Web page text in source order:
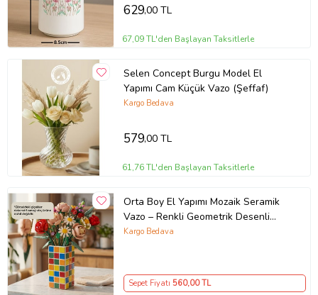
629,00 TL
67,09 TL'den Başlayan Taksitlerle
Selen Concept Burgu Model El
Yapımı Cam Küçük Vazo (Şeffaf)
Kargo Bedava
579,00 TL
61,76 TL'den Başlayan Taksitlerle
Orta Boy El Yapımı Mozaik Seramik
Vazo – Renkli Geometrik Desenli
Vazo
Kargo Bedava
Sepet Fiyatı 560,00 TL